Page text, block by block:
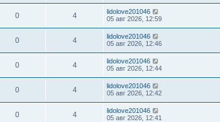
0 4
lidolove201046
05 авг 2026, 12:59
0 4
lidolove201046
05 авг 2026, 12:46
0 4
lidolove201046
05 авг 2026, 12:44
0 4
lidolove201046
05 авг 2026, 12:42
0 4
lidolove201046
05 авг 2026, 12:41